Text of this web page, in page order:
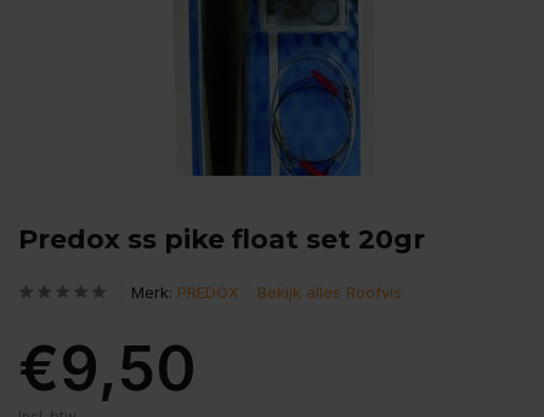
Predox ss pike float set 20gr
Merk: PREDOX Bekijk alles Roofvis
€9,50